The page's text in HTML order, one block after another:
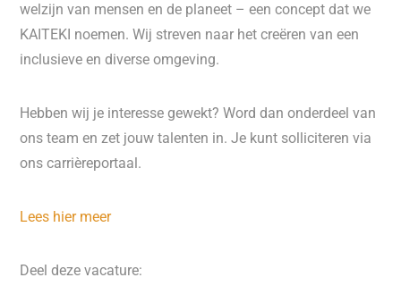
welzijn van mensen en de planeet – een concept dat we
KAITEKI noemen. Wij streven naar het creëren van een
inclusieve en diverse omgeving.
Hebben wij je interesse gewekt? Word dan onderdeel van
ons team en zet jouw talenten in. Je kunt solliciteren via
ons carrièreportaal.
Lees hier meer
Deel deze vacature: